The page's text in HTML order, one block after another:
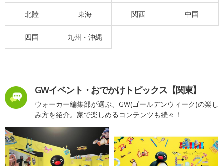
北陸 東海 関西 中国
四国 九州・沖縄
GWイベント・おでかけトピックス【関東】
ウォーカー編集部が選ぶ、GW(ゴールデンウィーク)の楽し
み方を紹介。家で楽しめるコンテンツも続々！